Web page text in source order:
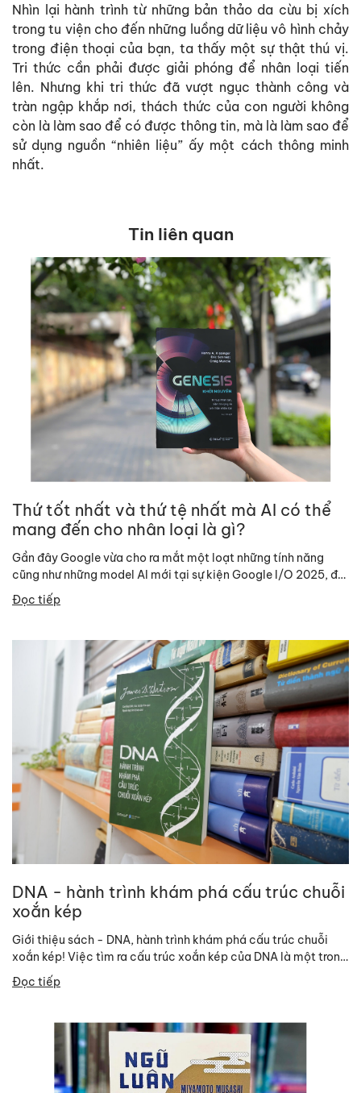
Nhìn lại hành trình từ những bản thảo da cừu bị xích
trong tu viện cho đến những luồng dữ liệu vô hình chảy
trong điện thoại của bạn, ta thấy một sự thật thú vị.
Tri thức cần phải được giải phóng để nhân loại tiến
lên. Nhưng khi tri thức đã vượt ngục thành công và
tràn ngập khắp nơi, thách thức của con người không
còn là làm sao để có được thông tin, mà là làm sao để
sử dụng nguồn “nhiên liệu” ấy một cách thông minh
nhất.
Tin liên quan
Thứ tốt nhất và thứ tệ nhất mà AI có thể
mang đến cho nhân loại là gì?
Gần đây Google vừa cho ra mắt một loạt những tính năng
cũng như những model AI mới tại sự kiện Google I/O 2025, đã
lại...
Đọc tiếp
DNA - hành trình khám phá cấu trúc chuỗi
xoắn kép
Giới thiệu sách - DNA, hành trình khám phá cấu trúc chuỗi
xoắn kép! Việc tìm ra cấu trúc xoắn kép của DNA là một trong
những...
Đọc tiếp